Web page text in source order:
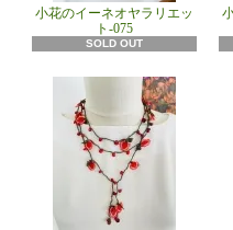
小花のイーネオヤラリエッ
ト-075
SOLD OUT